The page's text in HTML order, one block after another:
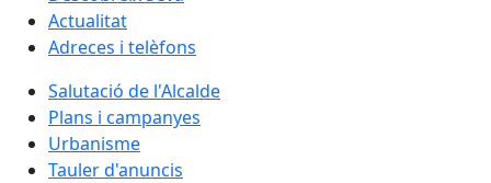
Actualitat
Adreces i telèfons
Salutació de l'Alcalde
Plans i campanyes
Urbanisme
Tauler d'anuncis